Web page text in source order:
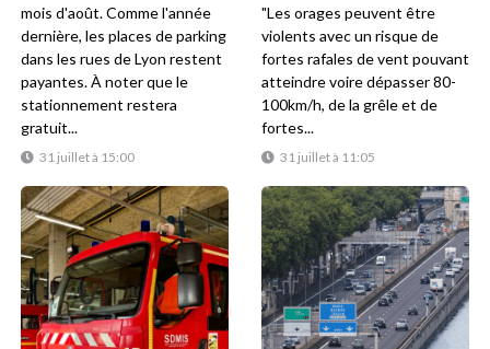
31 juillet à 15:00
mois d'août. Comme l'année
dernière, les places de parking
dans les rues de Lyon restent
payantes. À noter que le
stationnement restera
gratuit...
31 juillet à 11:05
"Les orages peuvent être
violents avec un risque de
fortes rafales de vent pouvant
atteindre voire dépasser 80-
100km/h, de la grêle et de
fortes...